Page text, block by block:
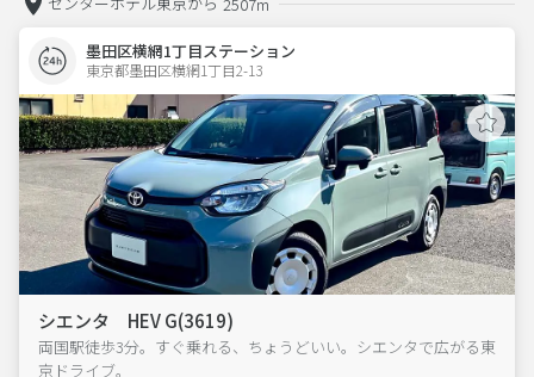
墨田区横網1丁目ステーション
東京都墨田区横網1丁目2-13
シエンタ HEV G(3619)
両国駅徒歩3分。すぐ乗れる、ちょうどいい。シエンタで広がる東
京ドライブ。